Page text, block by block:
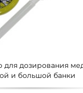
для дозирования
и большой банки